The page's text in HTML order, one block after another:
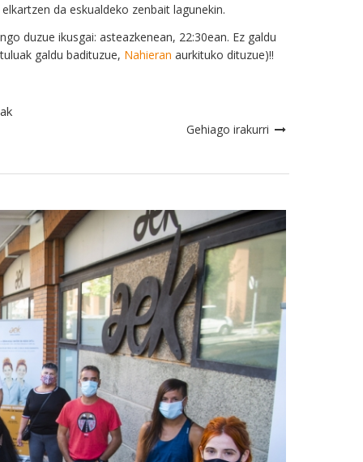
da eskualdeko zenbait lagunekin.
duzue ikusgai: asteazkenean, 22:30ean. Ez galdu
galdu badituzue, Nahieran aurkituko dituzue)!!
Gehiago irakurri